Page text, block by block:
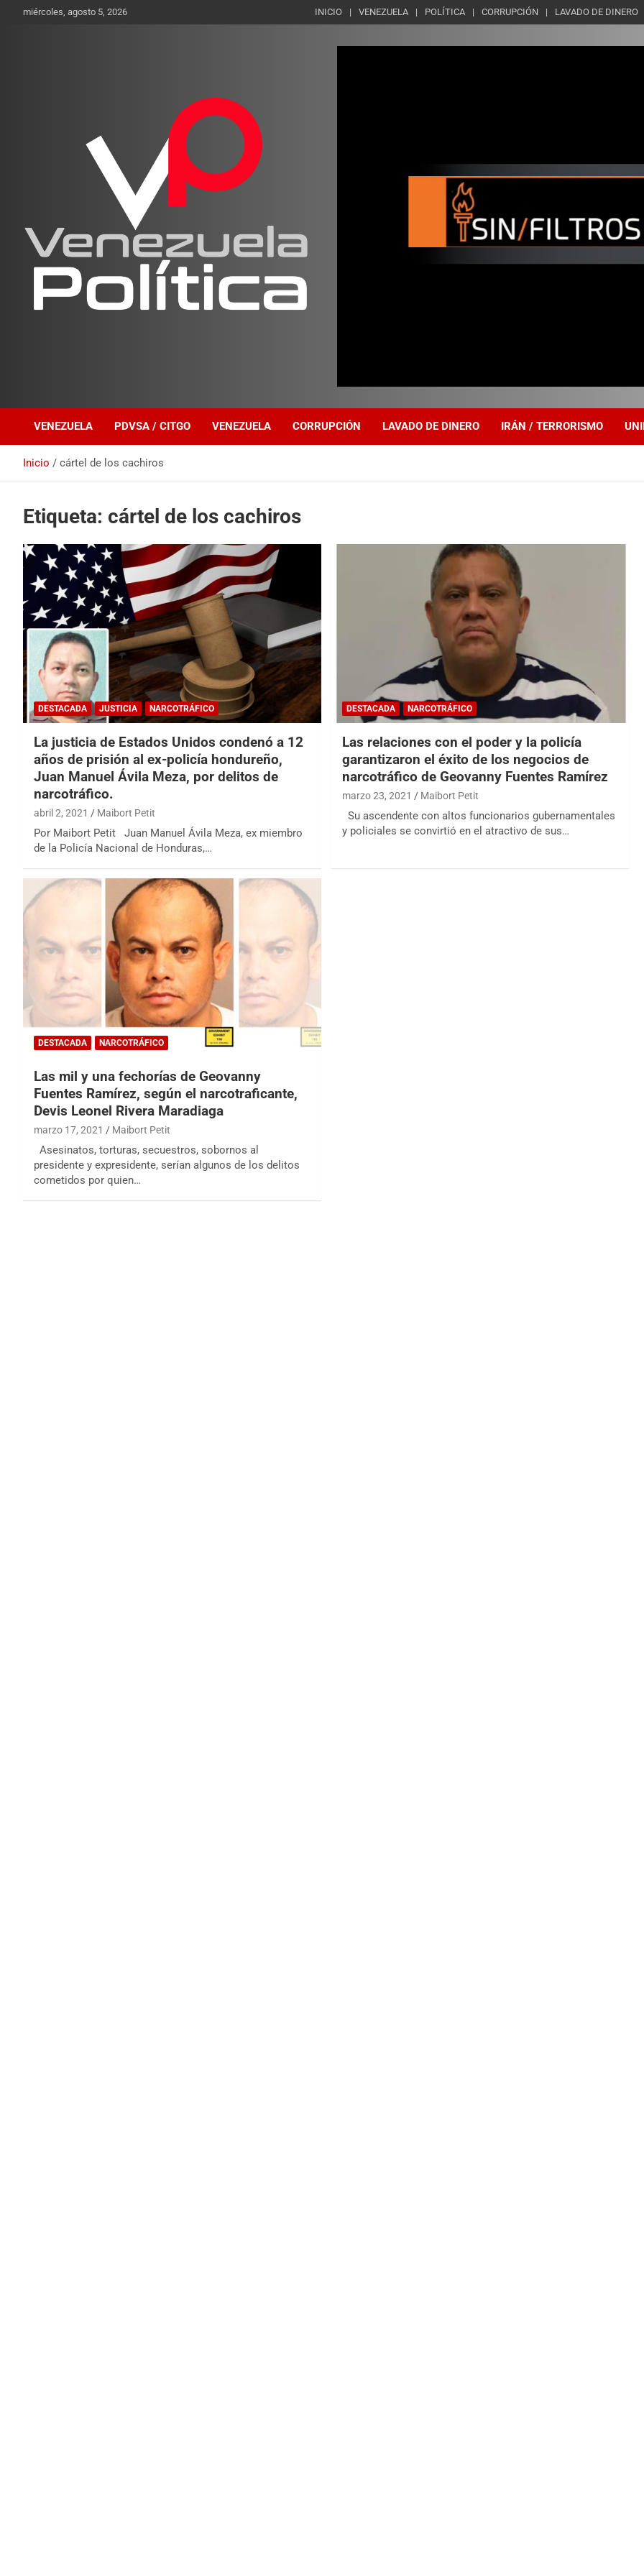
miércoles, agosto 5, 2026 INICIO VENEZUELA POLÍTICA CORRUPCIÓN LAVADO DE DINERO
VENEZUELA PDVSA / CITGO VENEZUELA CORRUPCIÓN LAVADO DE DINERO IRÁN / TERRORISMO
Inicio cártel de los cachiros
Etiqueta: cártel de los cachiros
DESTACADA JUSTICIA NARCOTRÁFICO
La justicia de Estados Unidos condenó a 12
años de prisión al ex-policía hondureño,
Juan Manuel Ávila Meza, por delitos de
narcotráfico.
abril 2, 2021 Maibort Petit
Por Maibort Petit Juan Manuel Ávila Meza, ex miembro
de la Policía Nacional de Honduras,…
DESTACADA NARCOTRÁFICO
Las relaciones con el poder y la policía
garantizaron el éxito de los negocios de
narcotráfico de Geovanny Fuentes Ramírez
marzo 23, 2021 Maibort Petit
Su ascendente con altos funcionarios gubernamentales
y policiales se convirtió en el atractivo de sus…
DESTACADA NARCOTRÁFICO
Las mil y una fechorías de Geovanny
Fuentes Ramírez, según el narcotraficante,
Devis Leonel Rivera Maradiaga
marzo 17, 2021 Maibort Petit
Asesinatos, torturas, secuestros, sobornos al
presidente y expresidente, serían algunos de los delitos
cometidos por quien…